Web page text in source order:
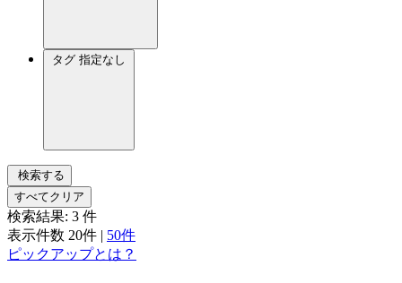
タグ 指定なし
検索する
すべてクリア
検索結果: 3 件
表示件数 20件 | 50件
ピックアップとは？